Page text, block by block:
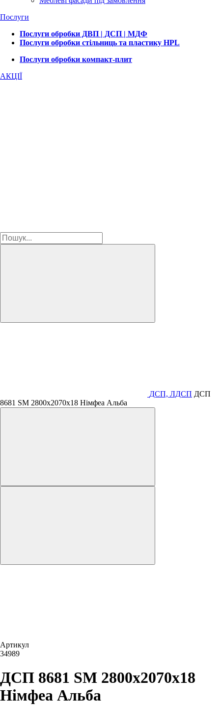
Послуги
Послуги обробки ДВП | ДСП | МДФ
Послуги обробки стільниць та пластику HPL
Послуги обробки компакт-плит
АКЦІЇ
ДСП, ЛДСП ДСП
8681 SМ 2800х2070х18 Німфеа Альба
Артикул
34989
ДСП 8681 SМ 2800х2070х18
Німфеа Альба